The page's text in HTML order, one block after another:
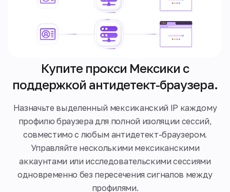
Купите прокси Мексики с
поддержкой антидетект-браузера.
Назначьте выделенный мексиканский IP каждому
профилю браузера для полной изоляции сессий,
совместимо с любым антидетект-браузером.
Управляйте несколькими мексиканскими
аккаунтами или исследовательскими сессиями
одновременно без пересечения сигналов между
профилями.